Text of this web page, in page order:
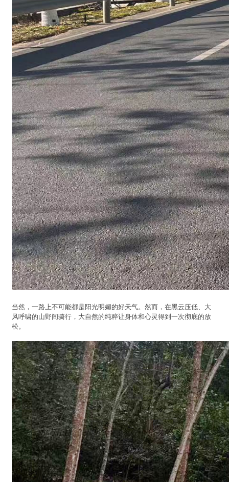
当然，一路上不可能都是阳光明媚的好天气。然而，在黑云压低、大
风呼啸的山野间骑行，大自然的纯粹让身体和心灵得到一次彻底的放
松。